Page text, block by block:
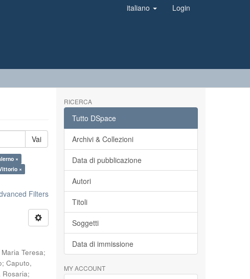
italiano Login
Vai
×
×
Filters
Teresa;
;Caputo,
Rosaria;
RICERCA
Tutto DSpace
Archivi & Collezioni
Data di pubblicazione
Autori
Titoli
Soggetti
Data di immissione
MY ACCOUNT